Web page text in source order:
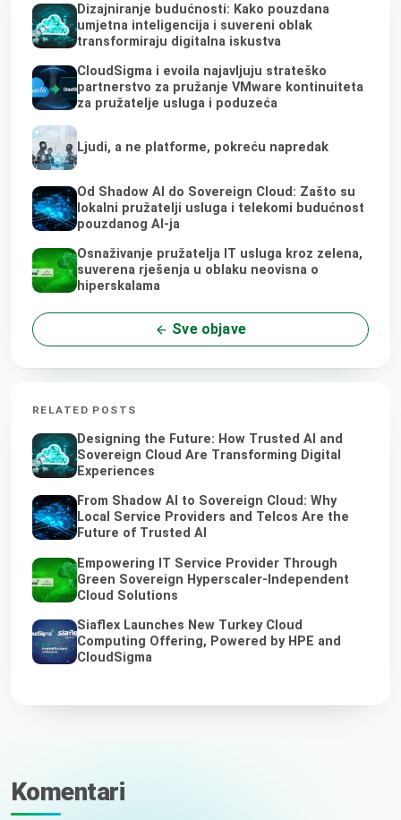
Dizajniranje budućnosti: Kako pouzdana
umjetna inteligencija i suvereni oblak
transformiraju digitalna iskustva
CloudSigma i evoila najavljuju strateško
partnerstvo za pružanje VMware kontinuiteta
za pružatelje usluga i poduzeća
Ljudi, a ne platforme, pokreću napredak
Od Shadow AI do Sovereign Cloud: Zašto su
lokalni pružatelji usluga i telekomi budućnost
pouzdanog AI-ja
Osnaživanje pružatelja IT usluga kroz zelena,
suverena rješenja u oblaku neovisna o
hiperskalama
Sve objave
RELATED POSTS
Designing the Future: How Trusted AI and
Sovereign Cloud Are Transforming Digital
Experiences
From Shadow AI to Sovereign Cloud: Why
Local Service Providers and Telcos Are the
Future of Trusted AI
Empowering IT Service Provider Through
Green Sovereign Hyperscaler-Independent
Cloud Solutions
Siaflex Launches New Turkey Cloud
Computing Offering, Powered by HPE and
CloudSigma
Komentari